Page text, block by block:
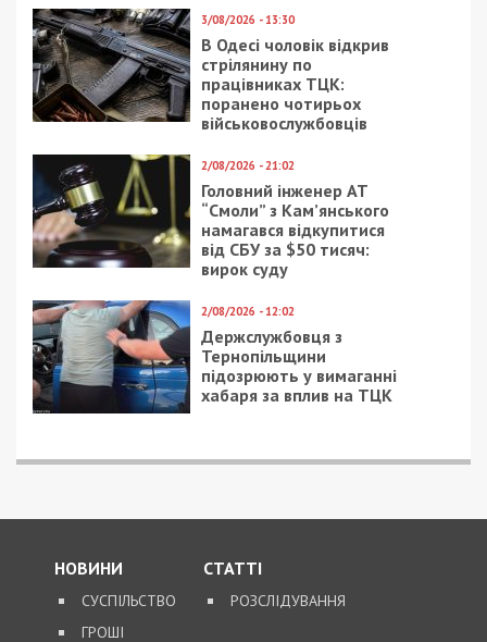
Наразі вирішується питання обрання
підозрюваним запобіжного заходу у вигляді
Нагадаємо, раніше ми повідомляли про те, що
посадовець Херсонської ОВАзакупив неякісний
одяг для бійців тероборонита завдав збитків на
понад 21 млн грн.
Facebook
Telegram
Twitter
WhatsApp
ViberEmail
Категории:Головне за день| Метки:
військові,корупція
Рекламні блоки дають нам змогу